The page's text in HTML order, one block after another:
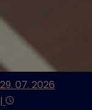
29. 07. 2026
|